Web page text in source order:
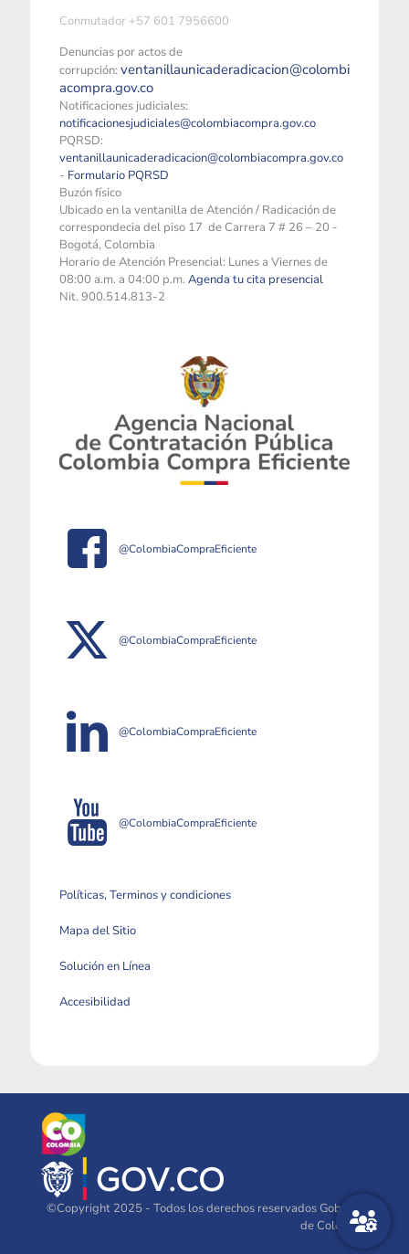
Conmutador +57 601 7956600
Denuncias por actos de
corrupción: ventanillaunicaderadicacion@colombi
acompra.gov.co
Notificaciones judiciales:
notificacionesjudiciales@colombiacompra.gov.co
PQRSD:
ventanillaunicaderadicacion@colombiacompra.gov.co
- Formulario PQRSD
Buzón físico
Ubicado en la ventanilla de Atención / Radicación de
correspondecia del piso 17 de Carrera 7 # 26 – 20 -
Bogotá, Colombia
Horario de Atención Presencial: Lunes a Viernes de
08:00 a.m. a 04:00 p.m. Agenda tu cita presencial
Nit. 900.514.813-2
@ColombiaCompraEficiente
@ColombiaCompraEficiente
@ColombiaCompraEficiente
@ColombiaCompraEficiente
Políticas, Terminos y condiciones
Mapa del Sitio
Solución en Línea
Accesibilidad
©Copyright 2025 - Todos los derechos reservados Gobierno
de Colombia